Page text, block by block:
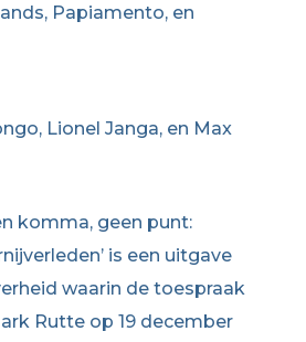
Papiamento, en
Lionel Janga, en Max
komma, geen punt:
is een uitgave
waarin de toespraak
Rutte op 19 december